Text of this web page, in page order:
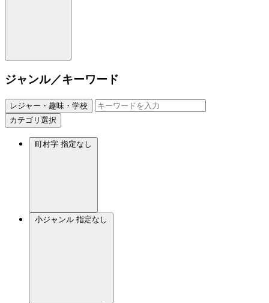
ジャンル／キーワード
レジャー・趣味・学校
カテゴリ選択
町村字 指定なし
小ジャンル 指定なし